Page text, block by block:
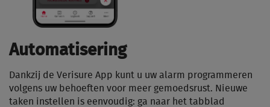
Automatisering
Dankzij de Verisure App kunt u uw alarm programmeren
volgens uw behoeften voor meer gemoedsrust. Nieuwe
taken instellen is eenvoudig: ga naar het tabblad